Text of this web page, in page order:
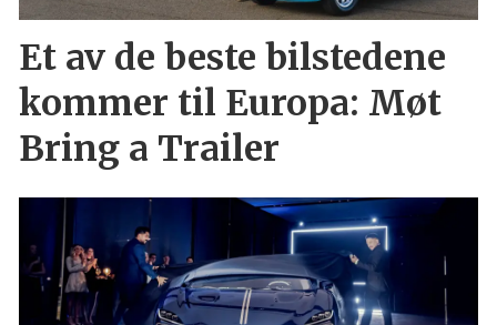
Et av de beste bilstedene
kommer til Europa: Møt
Bring a Trailer